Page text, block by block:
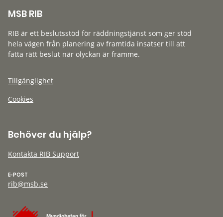
MSB RIB
RIB är ett beslutsstöd för räddningstjänst som ger stöd
hela vägen från planering av framtida insatser till att
fatta rätt beslut när olyckan är framme.
Tillgänglighet
Cookies
Behöver du hjälp?
Kontakta RIB Support
E-POST
rib@msb.se